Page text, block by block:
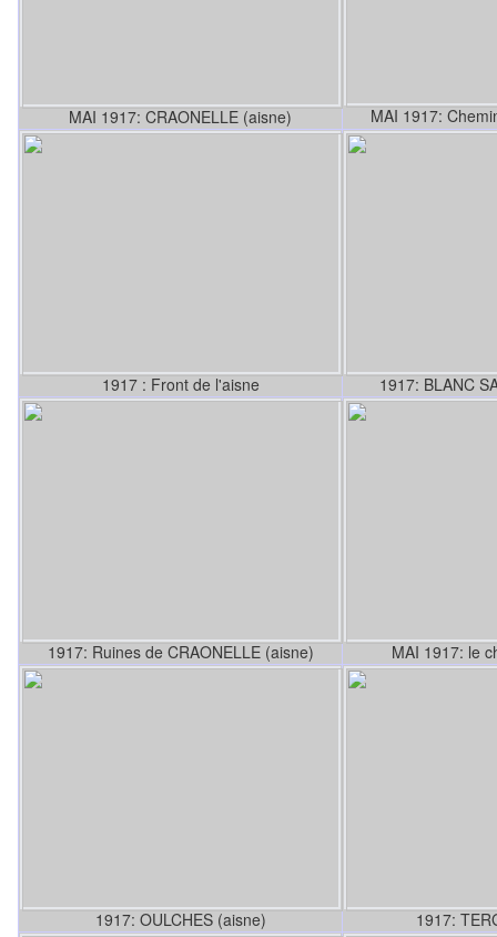
MAI 1917: CRAONELLE (aisne) MAI 1917:
1917 : Front de l'aisne 1917: BLANC
1917: Ruines de CRAONELLE (aisne) MAI 1917: le
1917: OULCHES (aisne) 1917: